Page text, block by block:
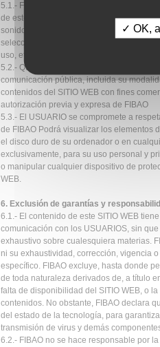
5.1.- FIBAO, por sí o como cesionaria, es
de este SITIO WEB, así como de los
sonido, audio, video, software o textos;
selección de materiales usados,
uso, etc.), titularidad de FIBAO o de sus
5.2.- Quedan expresamente prohibidas la
comunicación pública, incluida su
contenidos del SITIO WEB con fines
autorización previa y expresa de FIBAO
5.3.- El USUARIO se compromete a
de FIBAO Podrá visualizar los elementos
el disco duro de su ordenador o en
exclusivamente, para su uso personal y
o manipular cualquier dispositivo de
WEB.
6. Exclusión de garantías y
6.1.- El contenido de este SITIO WEB
comunicación con los USUARIOS, sin
exhaustivo sobre cualesquiera materias.
ni su exhaustividad, corrección, vigencia
específico. FIBAO excluye, hasta donde
de toda naturaleza derivados de, a título
falta de disponibilidad del SITIO WEB, o
contenidos. No obstante, FIBAO declara
del estado de la tecnología, para
transmisión de virus y demás
6.2.- FIBAO no se hace responsable por
✓ OK,